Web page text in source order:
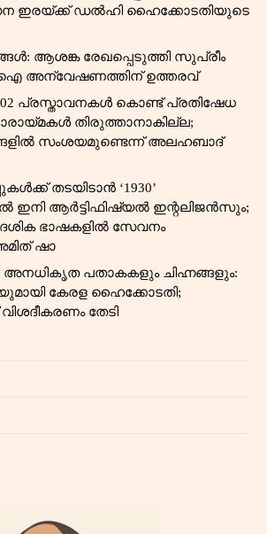
ഇരയ്ക്ക് ഡൽഹി ഹൈക്കോടതിയുടെ
ആശങ്ക രേഖപ്പെടുത്തി സുപ്രീം
അന്വേഷണത്തിന് ഉത്തരവ്
പ്രസ്താവനകൾ കൊണ്ട് പ്രതിഷേധ
തിരുത്താനാകില്ല;
സംശയമുണ്ടെന്ന് അലഹബാദ്
തടയിടാൻ ‘1930’
ഇനി ആർട്ടിഫിഷ്യൽ ഇന്റലിജൻസും;
ഭാഷകളിൽ സേവനം
ഷാ
അനധികൃത പതാകകളും ചിഹ്നങ്ങളും:
കേരള ഹൈക്കോടതി;
തേടി